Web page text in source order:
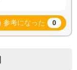
参考になった 0